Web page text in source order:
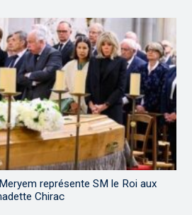
représente SM le Roi aux
Chirac